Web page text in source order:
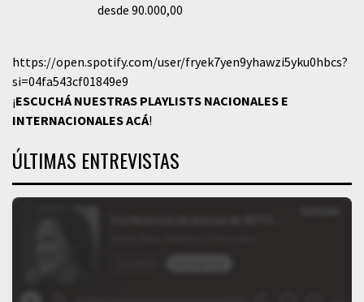
desde 90.000,00
https://open.spotify.com/user/fryek7yen9yhawzi5yku0hbcs?
si=04fa543cf01849e9
¡ESCUCHÁ NUESTRAS PLAYLISTS NACIONALES E
INTERNACIONALESACÁ!
ÚLTIMAS ENTREVISTAS